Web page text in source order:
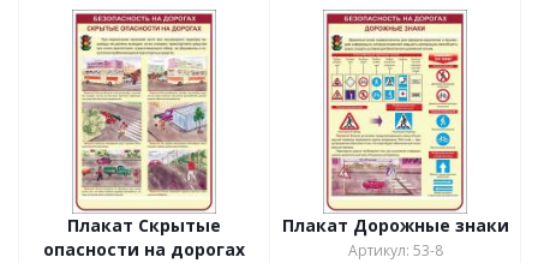
Плакат Скрытые
опасности на дорогах
Плакат Дорожные знаки
Артикул: 53-8